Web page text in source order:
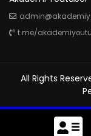
t.me/
All Rights